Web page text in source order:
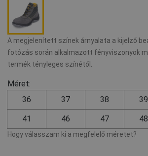
A megjelenített színek árnyalata a kijelző
fotózás során alkalmazott fényviszonyok
termék tényleges színétől.
Méret:
36
37 38 39
41 46 47 48
Hogy válasszam ki a megfelelő méretet?